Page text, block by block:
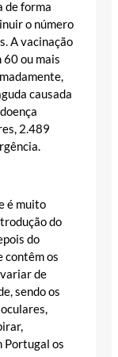
de forma
o número
A vacinação
60 ou mais
causada
2.489
é muito
do
do
contêm os
de
sendo os
Portugal os